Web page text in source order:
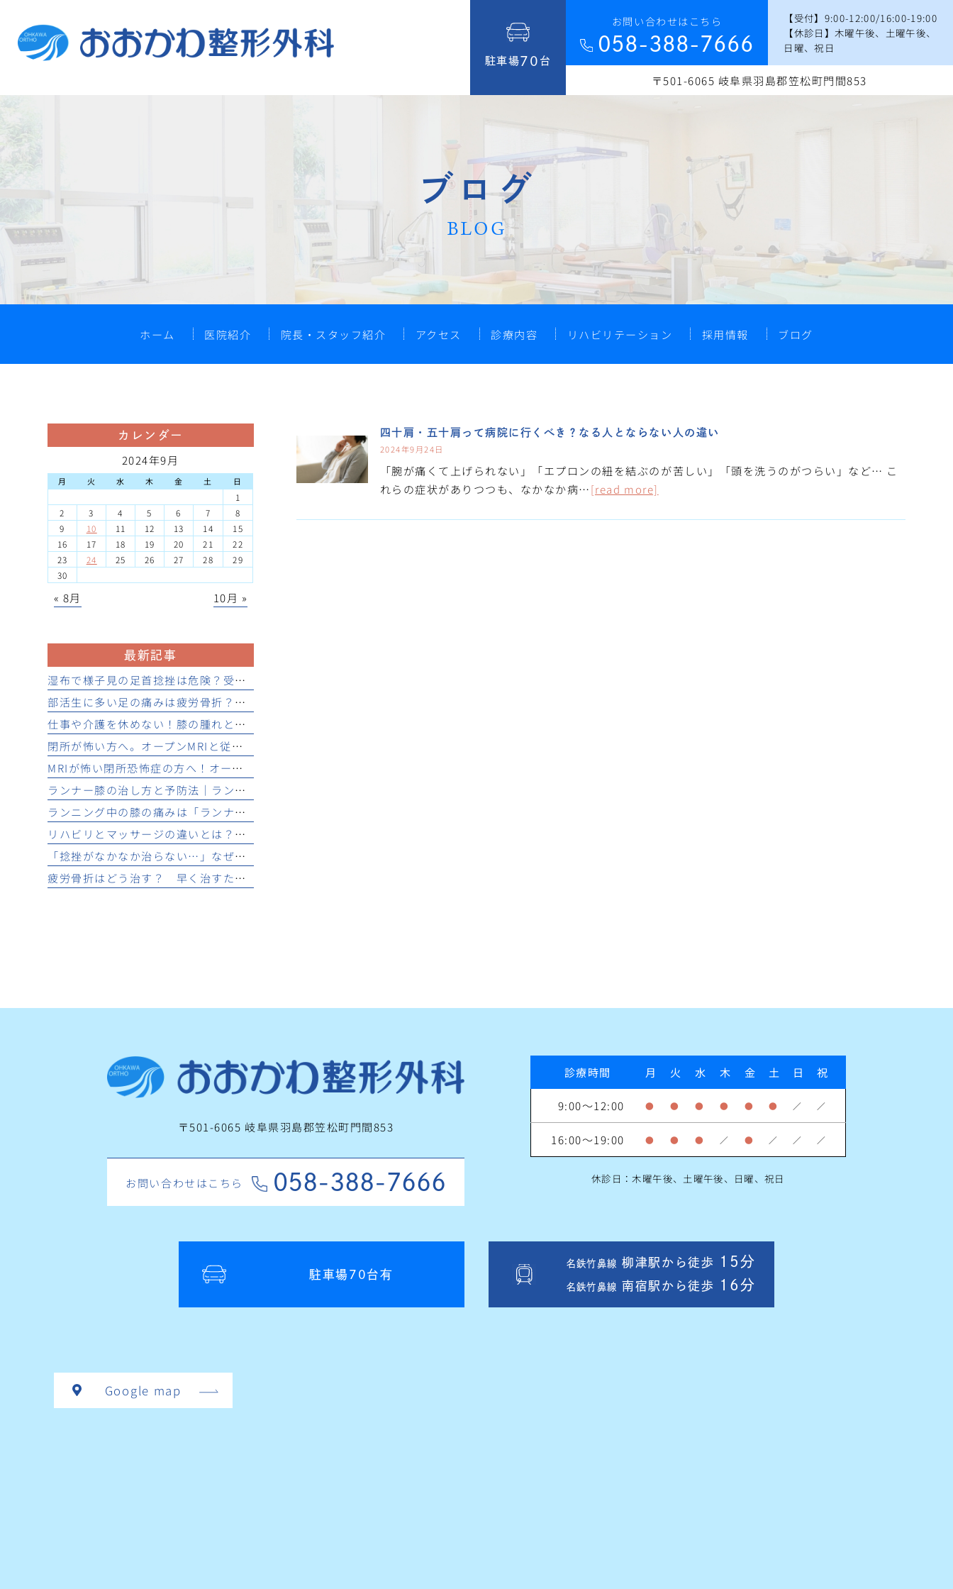
駐車場70 台
お問い合わせはこちら
058-388-7666
【受付】9:00-12:00/16:00-19:00
【休診日】木曜午後、土曜午後、
日曜、祝日
〒501-6065 岐阜県羽島郡笠松町門間853
ブログ
BLOG
ホーム 医院紹介 院長・スタッフ紹介 アクセス 診療内容 リハビリテーション 採用情報 ブログ
四十肩・五十肩って病院に行くべき？なる人とならない人の違い
2024年9月24日
「腕が痛くて上げられない」「エプロンの紐を結ぶのが苦しい」「頭を洗うのがつらい」など… こ
れらの症状がありつつも、なかなか病…[read more]
カレンダー
2024年9月
月 火 水 木 金 土 日
1
2
3 4 5 6 7
8
9
10 11 12 13 14
15
16
17 18 19 20 21
22
23
24 25 26 27 28
29
30
« 8月 10月 »
最新記事
湿布で様子見の足首捻挫は危険？受診が必要な症状と応急処置
部活生に多い足の痛みは疲労骨折？筋肉痛との見分け方と受診目安
仕事や介護を休めない！膝の腫れと熱感で受診するタイミングとは
閉所が怖い方へ。オープンMRIと従来MRIの診断精度比較とメリット
MRIが怖い閉所恐怖症の方へ！オープンMRIでスポーツ外傷を検査
ランナー膝の治し方と予防法｜ランニングを続けるために必要な治療とは
ランニング中の膝の痛みは「ランナー膝」？ 原因と症状を解説
リハビリとマッサージの違いとは？ 整形外科で行う運動療法の効果と重要性
「捻挫がなかなか治らない…」なぜ？ 早く治すための対処法
疲労骨折はどう治す？ 早く治すための治療法と回復のポイントを解説
〒501-6065 岐阜県羽島郡笠松町門間853
お問い合わせはこちら 058-388-7666
診療時間 月 火 水 木 金 土 日 祝
9:00～12:00 ● ● ● ● ● ● ／ ／
16:00～19:00 ● ● ● ／ ● ／ ／ ／
休診日：木曜午後、土曜午後、日曜、祝日
駐車場70台有
名鉄竹鼻線 柳津駅から徒歩 15分
名鉄竹鼻線 南宿駅から徒歩 16分
Google map